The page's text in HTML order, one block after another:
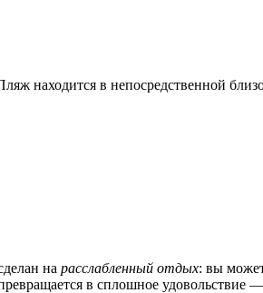
находится в непосредственной
на расслабленный отдых: вы
в сплошное удовольствие